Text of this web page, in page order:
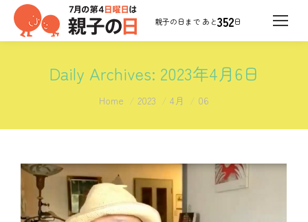
352日
Daily Archives: 2023年4月6日
You are here:
Home 2023 4月 06